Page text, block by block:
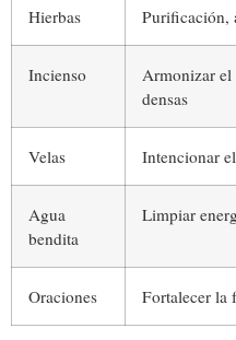
Hierbas Purificación,
Incienso
Armonizar
densas
Velas Intencionar
Agua
bendita
Limpiar
Oraciones Fortalecer la